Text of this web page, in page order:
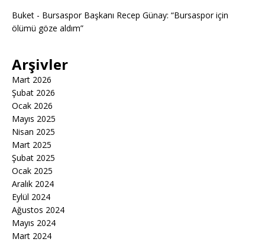
Buket - Bursaspor Başkanı Recep Günay: “Bursaspor için
ölümü göze aldım”
Arşivler
Mart 2026
Şubat 2026
Ocak 2026
Mayıs 2025
Nisan 2025
Mart 2025
Şubat 2025
Ocak 2025
Aralık 2024
Eylül 2024
Ağustos 2024
Mayıs 2024
Mart 2024